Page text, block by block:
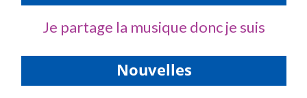
Je partage la musique donc je suis
Nouvelles